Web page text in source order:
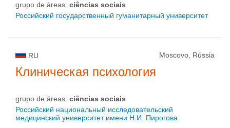
grupo de áreas: ciências sociais
Российский государственный гуманитарный университет
RU Moscovo, Rússia
Клиническая психология
grupo de áreas: ciências sociais
Российский национальный исследовательский
медицинский университет имени Н.И. Пирогова